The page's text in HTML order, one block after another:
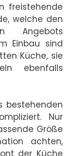
freistehende
welche den
Angebots
Einbau sind
Küche, sie
ebenfalls
bestehenden
Nur
Größe
achten,